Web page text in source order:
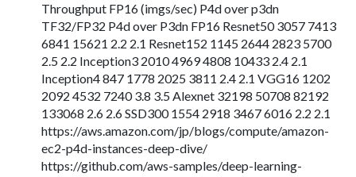
Throughput FP16 (imgs/sec) P4d over p3dn
TF32/FP32 P4d over P3dn FP16 Resnet50 3057 7413
6841 15621 2.2 2.1 Resnet152 1145 2644 2823 5700
2.5 2.2 Inception3 2010 4969 4808 10433 2.4 2.1
Inception4 847 1778 2025 3811 2.4 2.1 VGG16 1202
2092 4532 7240 3.8 3.5 Alexnet 32198 50708 82192
133068 2.6 2.6 SSD300 1554 2918 3467 6016 2.2 2.1
https://aws.amazon.com/jp/blogs/compute/amazon-
ec2-p4d-instances-deep-dive/
https://github.com/aws-samples/deep-learning-